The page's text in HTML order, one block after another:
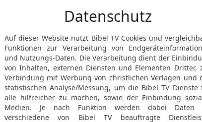
© Genfer Bibelgesellschaft / Deutsche Bibelgesellschaft, Stuttgart
1 Sam 19 1 in der Schlachter 2000
Jonathan und zu allen seinen
Sauls Sohn, hatte großes